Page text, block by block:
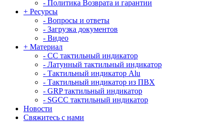
- Политика Возврата и гарантии
+ Ресурсы
- Вопросы и ответы
- Загрузка документов
- Видео
+ Материал
- СС тактильный индикатор
- Латунный тактильный индикатор
- Тактильный индикатор Alu
- Тактильный индикатор из ПВХ
- GRP тактильный индикатор
- SGCC тактильный индикатор
Новости
Свяжитесь с нами